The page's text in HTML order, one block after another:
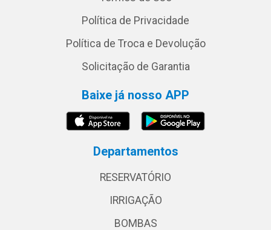
Política de Privacidade
Política de Troca e Devolução
Solicitação de Garantia
Baixe já nosso APP
Departamentos
RESERVATÓRIO
IRRIGAÇÃO
BOMBAS